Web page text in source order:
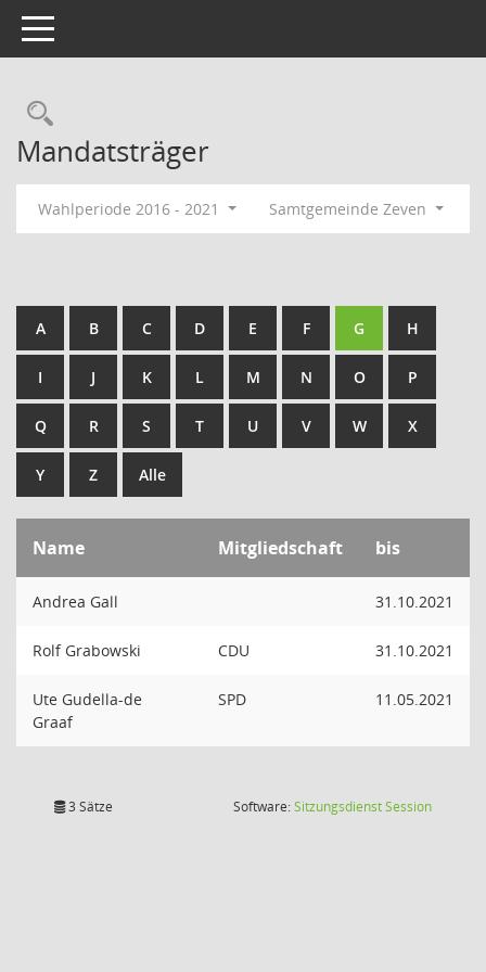
Toggle navigation
Rechercheauswahl
Mandatsträger
Wahlperiode 2016 - 2021 Samtgemeinde Zeven
A B C D E F G H
I J K L M N O P
Q R S T U V W X
Y Z Alle
Name Mitgliedschaft bis
Andrea Gall 31.10.2021
Rolf Grabowski CDU 31.10.2021
Ute Gudella-de
Graaf
SPD 11.05.2021
3 Sätze Software:SitzungsdienstSession(Wird in